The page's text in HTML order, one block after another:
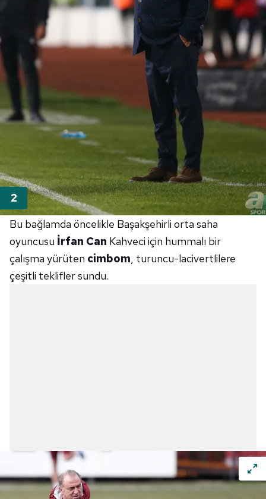
Bu bağlamda öncelikle Başakşehirli orta saha
oyuncusu İrfan Can Kahveci için hummalı bir
çalışma yürüten cimbom, turuncu-lacivertlilere
çeşitli teklifler sundu.